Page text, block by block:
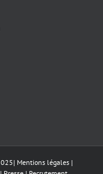
| Mentions légales |